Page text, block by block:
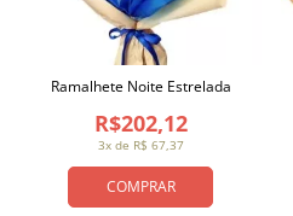
COMPRAR
3x de R$ 67,37
R$202,12
Ramalhete Noite Estrelada